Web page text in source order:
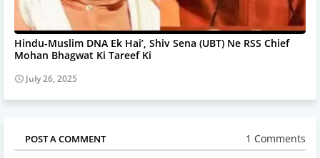
Hindu-Muslim DNA Ek Hai’, Shiv Sena (UBT) Ne RSS Chief
Mohan Bhagwat Ki Tareef Ki
July 26, 2025
POST A COMMENT 1 Comments